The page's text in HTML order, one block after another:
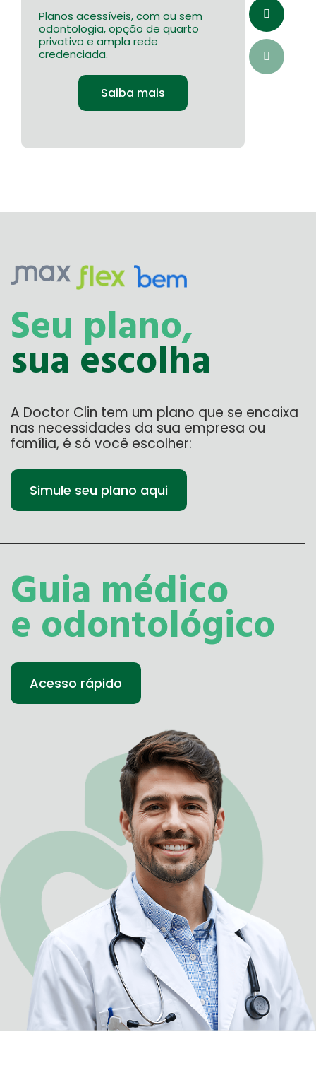
Planos acessíveis, com ou sem
odontologia, opção de quarto
privativo e ampla rede
credenciada.
Saiba mais
Seu plano,
sua escolha
A Doctor Clin tem um plano que se encaixa
nas necessidades da sua empresa ou
família, é só você escolher:
Simule seu plano aqui
Guia médico
e odontológico
Acesso rápido